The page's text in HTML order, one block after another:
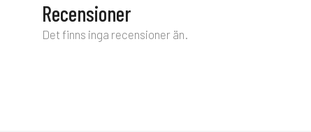
Recensioner
Det finns inga recensioner än.